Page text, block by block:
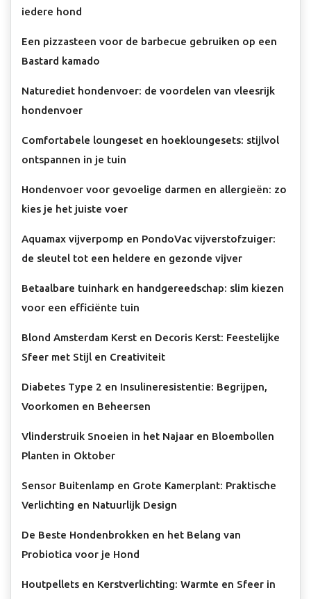
iedere hond
Een pizzasteen voor de barbecue gebruiken op een
Bastard kamado
Naturediet hondenvoer: de voordelen van vleesrijk
hondenvoer
Comfortabele loungeset en hoekloungesets: stijlvol
ontspannen in je tuin
Hondenvoer voor gevoelige darmen en allergieën: zo
kies je het juiste voer
Aquamax vijverpomp en PondoVac vijverstofzuiger:
de sleutel tot een heldere en gezonde vijver
Betaalbare tuinhark en handgereedschap: slim kiezen
voor een efficiënte tuin
Blond Amsterdam Kerst en Decoris Kerst: Feestelijke
Sfeer met Stijl en Creativiteit
Diabetes Type 2 en Insulineresistentie: Begrijpen,
Voorkomen en Beheersen
Vlinderstruik Snoeien in het Najaar en Bloembollen
Planten in Oktober
Sensor Buitenlamp en Grote Kamerplant: Praktische
Verlichting en Natuurlijk Design
De Beste Hondenbrokken en het Belang van
Probiotica voor je Hond
Houtpellets en Kerstverlichting: Warmte en Sfeer in